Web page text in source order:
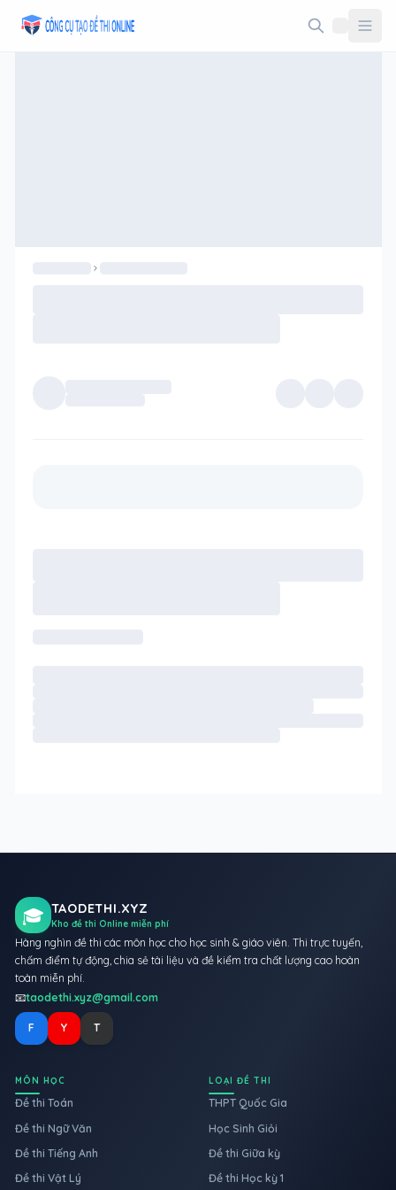
🎓 TAODETHI.XYZ
Kho đề thi Online miễn phí
Hàng nghìn đề thi các môn học cho học sinh & giáo viên. Thi trực tuyến,
chấm điểm tự động, chia sẻ tài liệu và đề kiểm tra chất lượng cao hoàn
toàn miễn phí.
📧taodethi.xyz@gmail.com
F Y T
MÔN HỌC
Đề thi Toán
Đề thi Ngữ Văn
Đề thi Tiếng Anh
Đề thi Vật Lý
LOẠI ĐỀ THI
THPT Quốc Gia
Học Sinh Giỏi
Đề thi Giữa kỳ
Đề thi Học kỳ 1